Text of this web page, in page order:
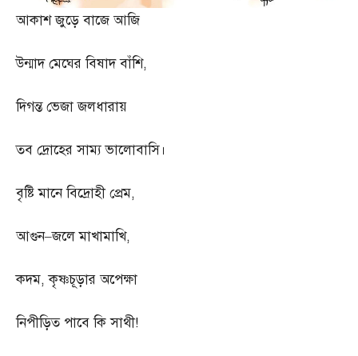
আকাশ জুড়ে বাজে আজি
উন্মাদ মেঘের বিষাদ বাঁশি,
দিগন্ত ভেজা জলধারায়
তব দ্রোহের সাম্য ভালোবাসি।
বৃষ্টি মানে বিদ্রোহী প্রেম,
আগুন–জলে মাখামাখি,
কদম,কৃষ্ণচূড়ার অপেক্ষা
নিপীড়িত পাবে কি সাথী!